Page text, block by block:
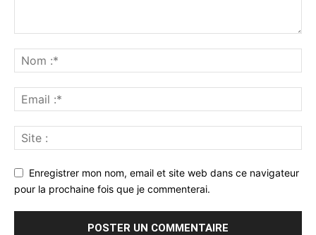
Enregistrer mon nom, email et site web dans ce navigateur
pour la prochaine fois que je commenterai.